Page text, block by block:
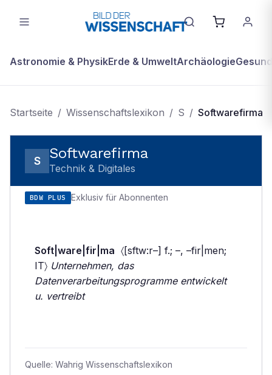
Astronomie & PhysikErde & UmweltArchäologie
Startseite / Wissenschaftslexikon / S / Softwarefirma
S Softwarefirma
Technik & Digitales
BDW PLUS Exklusiv für Abonnenten
Soft|ware|fir|ma 〈[sftw:r–] f.; –, –fir|men;
IT〉 Unternehmen, das
Datenverarbeitungsprogramme entwickelt
u. vertreibt
Quelle: Wahrig Wissenschaftslexikon